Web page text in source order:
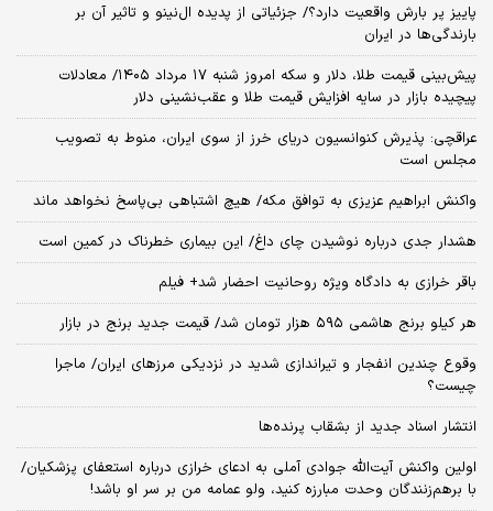
پاییز پر بارش واقعیت دارد؟/ جزئیاتی از پدیده ال‌نینو و تاثیر آن بر
بارندگی‌ها در ایران
پیش‌بینی قیمت طلا، دلار و سکه امروز شنبه ۱۷ مرداد ۱۴۰۵/ معادلات
پیچیده بازار در سایه افزایش قیمت طلا و عقب‌نشینی دلار
عراقچی: پذیرش کنوانسیون دریای خرز از سوی ایران، منوط به تصویب
مجلس است
واکنش ابراهیم عزیزی به توافق مکه/ هیچ اشتباهی بی‌پاسخ نخواهد ماند
هشدار جدی درباره نوشیدن چای داغ/ این بیماری خطرناک در کمین است
باقر خرازی به دادگاه ویژه روحانیت احضار شد+ فیلم
هر کیلو برنج هاشمی ۵۹۵ هزار تومان شد/ قیمت جدید برنج در بازار
وقوع چندین انفجار و تیراندازی شدید در نزدیکی مرز‌های ایران/ ماجرا
چیست؟
انتشار اسناد جدید از بشقاب پرنده‌ها
اولین واکنش آیت‌الله جوادی آملی به ادعای خرازی درباره استعفای پزشکیان/
با برهم‌زنندگان وحدت مبارزه کنید، ولو عمامه من بر سر او باشد!